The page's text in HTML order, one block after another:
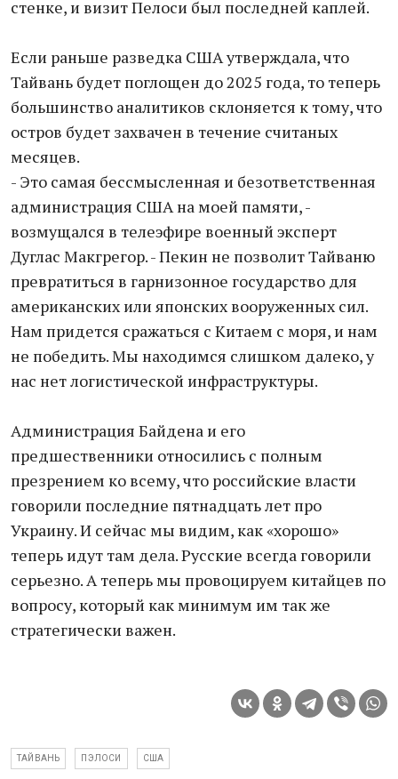
стенке, и визит Пелоси был последней каплей.
Если раньше разведка США утверждала, что
Тайвань будет поглощен до 2025 года, то теперь
большинство аналитиков склоняется к тому, что
остров будет захвачен в течение считаных
месяцев.
- Это самая бессмысленная и безответственная
администрация США на моей памяти, -
возмущался в телеэфире военный эксперт
Дуглас Макгрегор. - Пекин не позволит Тайваню
превратиться в гарнизонное государство для
американских или японских вооруженных сил.
Нам придется сражаться с Китаем с моря, и нам
не победить. Мы находимся слишком далеко, у
нас нет логистической инфраструктуры.
Администрация Байдена и его
предшественники относились с полным
презрением ко всему, что российские власти
говорили последние пятнадцать лет про
Украину. И сейчас мы видим, как «хорошо»
теперь идут там дела. Русские всегда говорили
серьезно. А теперь мы провоцируем китайцев по
вопросу, который как минимум им так же
стратегически важен.
ТАЙВАНЬ ПЭЛОСИ США